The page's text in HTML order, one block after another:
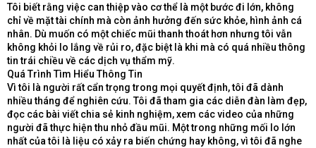
Tôi biết rằng việc can thiệp vào cơ thể là một bước đi lớn, không
chỉ về mặt tài chính mà còn ảnh hưởng đến sức khỏe, hình ảnh cá
nhân. Dù muốn có một chiếc mũi thanh thoát hơn nhưng tôi vẫn
không khỏi lo lắng về rủi ro, đặc biệt là khi mà có quá nhiều thông
tin trái chiều về các dịch vụ thẩm mỹ.
Quá Trình Tìm Hiểu Thông Tin
Vì tôi là người rất cẩn trọng trong mọi quyết định, tôi đã dành
nhiều tháng để nghiên cứu. Tôi đã tham gia các diễn đàn làm đẹp,
đọc các bài viết chia sẻ kinh nghiệm, xem các video của những
người đã thực hiện thu nhỏ đầu mũi. Một trong những mối lo lớn
nhất của tôi là liệu có xảy ra biến chứng hay không, vì tôi đã nghe